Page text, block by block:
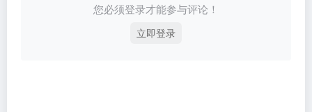
您必须登录才能参与评论！
立即登录